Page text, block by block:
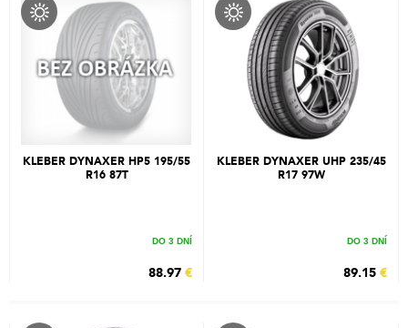
KLEBER DYNAXER HP5 195/55
R16 87T
DO 3 DNÍ
88.97 €
KLEBER DYNAXER UHP 235/45
R17 97W
DO 3 DNÍ
89.15 €